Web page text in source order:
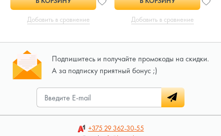
Добавить в сравнение Добавить в сравнение
Подпишитесь и получайте промокоды на скидки.
А за подписку приятный бонус ;)
+375 29362-30-55